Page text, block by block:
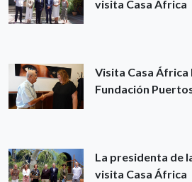
visita Casa África
Visita Casa África
Fundación
La presidenta de
visita Casa África